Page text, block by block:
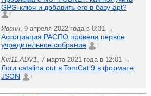
GPG-ключ и добавить его в базу apt?
6
Иванн, 9 апреля 2022 года в 8:31 →
Ассоциация РАСПО провела первое
учредительное собрание
1
Kiri11.ADV1, 7 марта 2021 года в 12:01 →
Логи catalina.out в TomCat 9 в формате
JSON
1